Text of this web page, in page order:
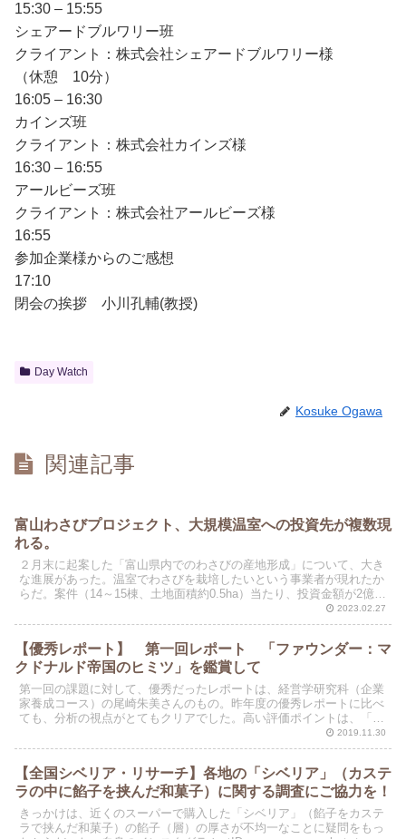
15:30 – 15:55
シェアードブルワリー班
クライアント：株式会社シェアードブルワリー様
（休憩 10分）
16:05 – 16:30
カインズ班
クライアント：株式会社カインズ様
16:30 – 16:55
アールビーズ班
クライアント：株式会社アールビーズ様
16:55
参加企業様からのご感想
17:10
閉会の挨拶 小川孔輔(教授)
Day Watch
Kosuke Ogawa
関連記事
富山わさびプロジェクト、大規模温室への投資先が複数現
れる。
２月末に起案した「富山県内でのわさびの産地形成」について、大き
な進展があった。温室でわさびを栽培したいという事業者が現れたか
らだ。案件（14～15棟、土地面積約0.5ha）当たり、投資金額が2億円
2023.02.27
【優秀レポート】 第一回レポート 「ファウンダー：マ
クドナルド帝国のヒミツ」を鑑賞して
第一回の課題に対して、優秀だったレポートは、経営学研究科（企業
家養成コース）の尾崎朱美さんのもの。昨年度の優秀レポートに比べ
ても、分析の視点がとてもクリアでした。高い評価ポイントは、「創
業者」と「プロ経営者」のちがいにフォーカスした点。論理...2019.11.30
【全国シベリア・リサーチ】各地の「シベリア」（カステ
ラの中に餡子を挟んだ和菓子）に関する調査にご協力を！
きっかけは、近くのスーパーで購入した「シベリア」（餡子をカステ
ラで挟んだ和菓子）の餡子（層）の厚さが不均一なことに疑問をもっ